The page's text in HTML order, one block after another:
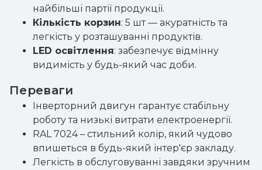
найбільші партії продукції.
Кількість корзин: 5 шт — акуратність та
легкість у розташуванні продуктів.
LED освітлення: забезпечує відмінну
видимість у будь-який час доби.
Переваги
Інверторний двигун гарантує стабільну
роботу та низькі витрати електроенергії.
RAL 7024 – стильний колір, який чудово
впишеться в будь-який інтер'єр закладу.
Легкість в обслуговуванні завдяки зручним